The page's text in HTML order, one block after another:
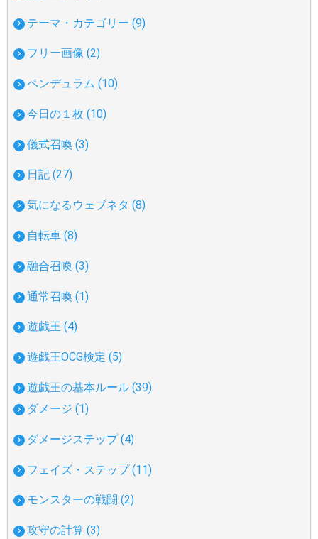
テーマ・カテゴリー (9)
フリー画像 (2)
ペンデュラム (10)
今日の１枚 (10)
儀式召喚 (3)
日記 (27)
気になるウェブネタ (8)
自転車 (8)
融合召喚 (3)
通常召喚 (1)
遊戯王 (4)
遊戯王OCG検定 (5)
遊戯王の基本ルール (39)
ダメージ (1)
ダメージステップ (4)
フェイズ・ステップ (11)
モンスターの戦闘 (2)
攻守の計算 (3)